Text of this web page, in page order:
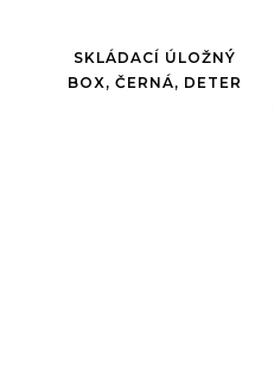
SKLÁDACÍ ÚLOŽNÝ
BOX, ČERNÁ, DETER